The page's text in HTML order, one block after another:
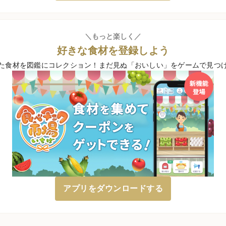
＼もっと楽しく／
好きな食材を登録しよう
食材を図鑑にコレクション！ まだ見ぬ「おいしい」をゲームで見つ
アプリをダウンロードする